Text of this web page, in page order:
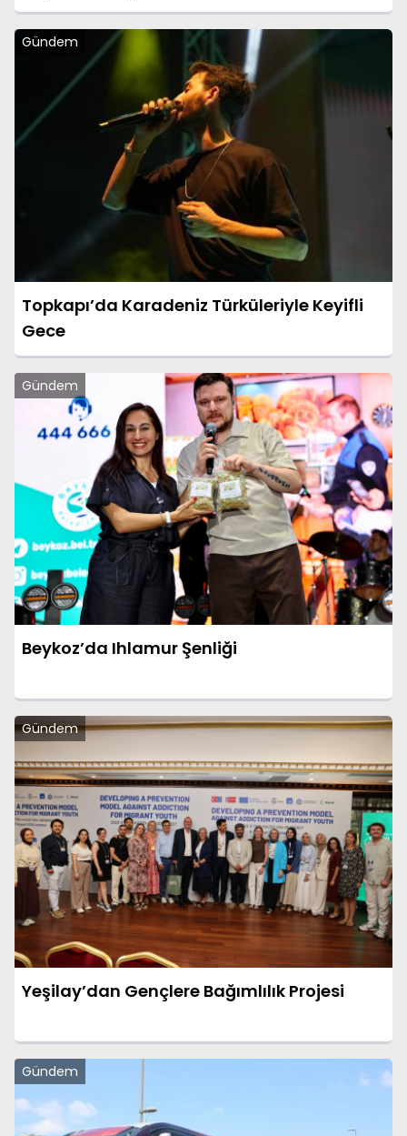
Gündem
Topkapı’da Karadeniz Türküleriyle Keyifli
Gece
Gündem
Beykoz’da Ihlamur Şenliği
Gündem
Yeşilay’dan Gençlere Bağımlılık Projesi
Gündem